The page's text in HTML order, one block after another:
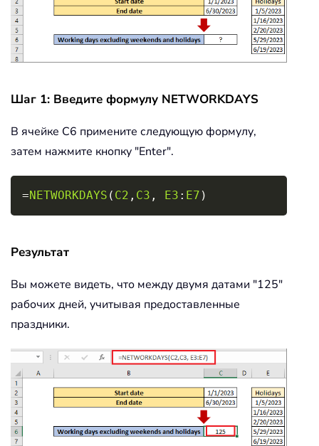
Шаг 1: Введите формулу NETWORKDAYS
В ячейке C6 примените следующую формулу,
затем нажмите кнопку "Enter".
=NETWORKDAYS ( C2 , C3 , E3 : E7 )
Результат
Вы можете видеть, что между двумя датами "125"
рабочих дней, учитывая предоставленные
праздники.